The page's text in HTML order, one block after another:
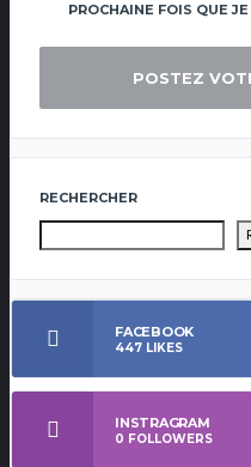
PROCHAINE FOIS QUE
RECHERCHER
FACEBOOK
447 LIKES
INSTRAGRAM
0 FOLLOWERS